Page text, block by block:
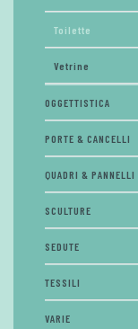
Toilette
Vetrine
OGGETTISTICA
PORTE & CANCELLI
QUADRI & PANNELLI
SCULTURE
SEDUTE
TESSILI
VARIE